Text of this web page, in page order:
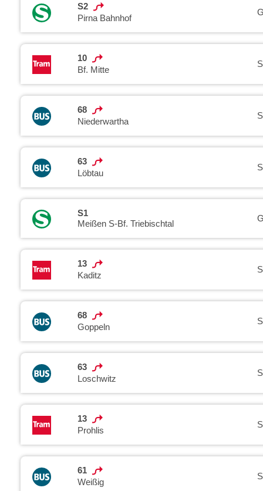
S2
Pirna Bahnhof
10
Bf. Mitte
68
Niederwartha
63
Löbtau
S1
Meißen S-Bf. Triebischtal
13
Kaditz
68
Goppeln
63
Loschwitz
13
Prohlis
61
Weißig